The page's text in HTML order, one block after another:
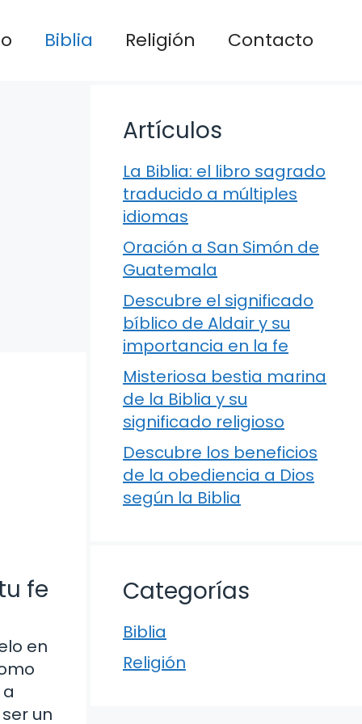
Biblia Religión Contacto
fe
en
un
Artículos
La Biblia: el libro sagrado
traducido a múltiples
idiomas
Oración a San Simón de
Guatemala
Descubre el significado
bíblico de Aldair y su
importancia en la fe
Misteriosa bestia marina
de la Biblia y su
significado religioso
Descubre los beneficios
de la obediencia a Dios
según la Biblia
Categorías
Biblia
Religión